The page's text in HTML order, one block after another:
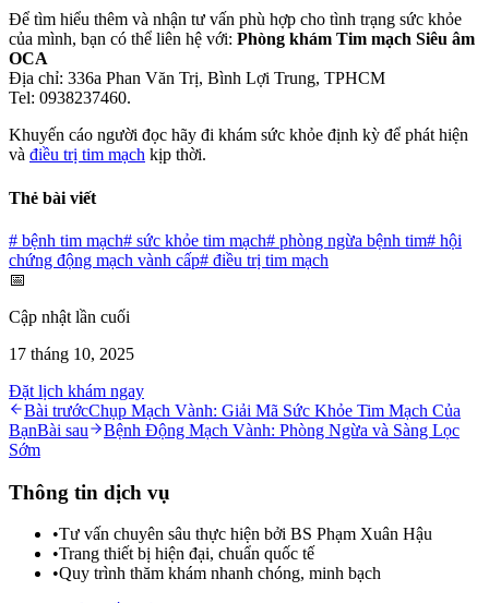
Để tìm hiểu thêm và nhận tư vấn phù hợp cho tình trạng sức khỏe
của mình, bạn có thể liên hệ với: Phòng khám Tim mạch Siêu âm
OCA
Địa chỉ: 336a Phan Văn Trị, Bình Lợi Trung, TPHCM
Tel: 0938237460.
Khuyến cáo người đọc hãy đi khám sức khỏe định kỳ để phát hiện
và điều trị tim mạch kịp thời.
Thẻ bài viết
# bệnh tim mạch# sức khỏe tim mạch# phòng ngừa bệnh tim# hội
chứng động mạch vành cấp# điều trị tim mạch
📅
Cập nhật lần cuối
17 tháng 10, 2025
Đặt lịch khám ngay
Bài trướcChụp Mạch Vành: Giải Mã Sức Khỏe Tim Mạch Của
BạnBài sau
Bệnh Động Mạch Vành: Phòng Ngừa và Sàng Lọc
Sớm
Thông tin dịch vụ
•Tư vấn chuyên sâu thực hiện bởi BS Phạm Xuân Hậu
•Trang thiết bị hiện đại, chuẩn quốc tế
•Quy trình thăm khám nhanh chóng, minh bạch